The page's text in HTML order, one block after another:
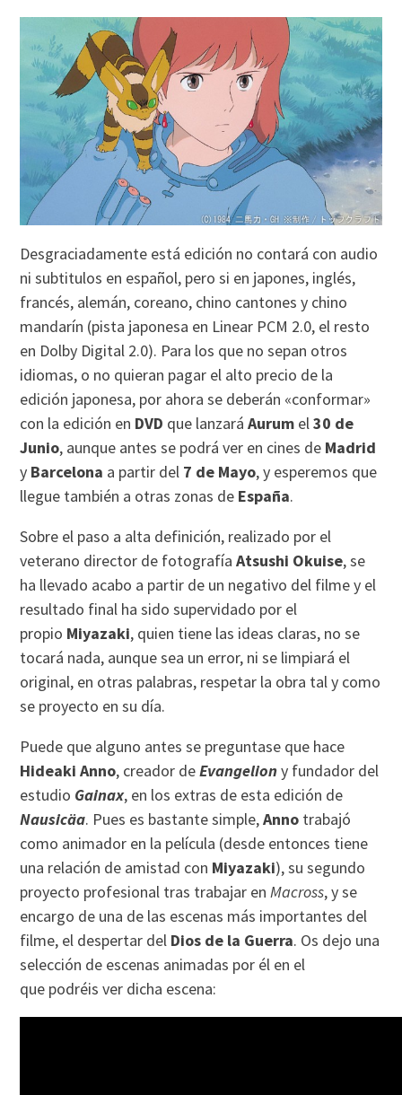
Desgraciadamente está edición no contará con audio
ni subtitulos en español, pero si en japones, inglés,
francés, alemán, coreano, chino cantones y chino
mandarín (pista japonesa en Linear PCM 2.0, el resto
en Dolby Digital 2.0). Para los que no sepan otros
idiomas, o no quieran pagar el alto precio de la
edición japonesa, por ahora se deberán «conformar»
con la edición en DVD que lanzaráAurum el30 de
Junio, aunque antes se podrá ver en cines de Madrid
y Barcelona a partir del 7 de Mayo, y esperemos que
llegue también a otras zonas de España.
Sobre el paso a alta definición, realizado por el
veterano director de fotografíaAtsushi Okuise, se
ha llevado acabo a partir de un negativo del filme y el
resultado final ha sido supervidado por el
propio Miyazaki, quien tiene las ideas claras, no se
tocará nada, aunque sea un error, ni se limpiará el
original, en otras palabras, respetar la obra tal y como
se proyecto en su día.
Puede que alguno antes se preguntase que hace
Hideaki Anno, creador deEvangeliony fundador del
estudio Gainax, en los extras de esta edición de
Nausicäa. Pues es bastante simple,Anno trabajó
como animador en la película (desde entonces tiene
una relación de amistad con Miyazaki), su segundo
proyecto profesional tras trabajar enMacross, y se
encargo de una de las escenas más importantes del
filme, el despertar del Dios de la Guerra. Os dejo una
selección de escenas animadas por él en el
que podréis ver dicha escena: